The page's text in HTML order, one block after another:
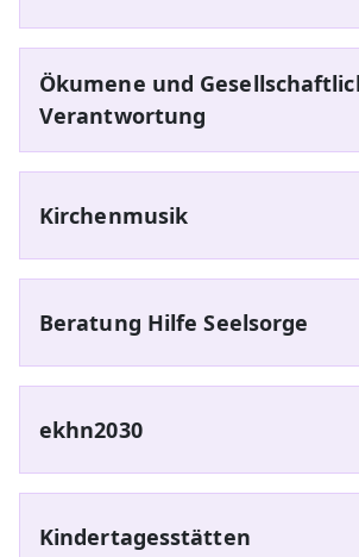
Ökumene und
Verantwortung
Kirchenmusik
Beratung Hilfe Seelsorge
ekhn2030
Kindertagesstätten